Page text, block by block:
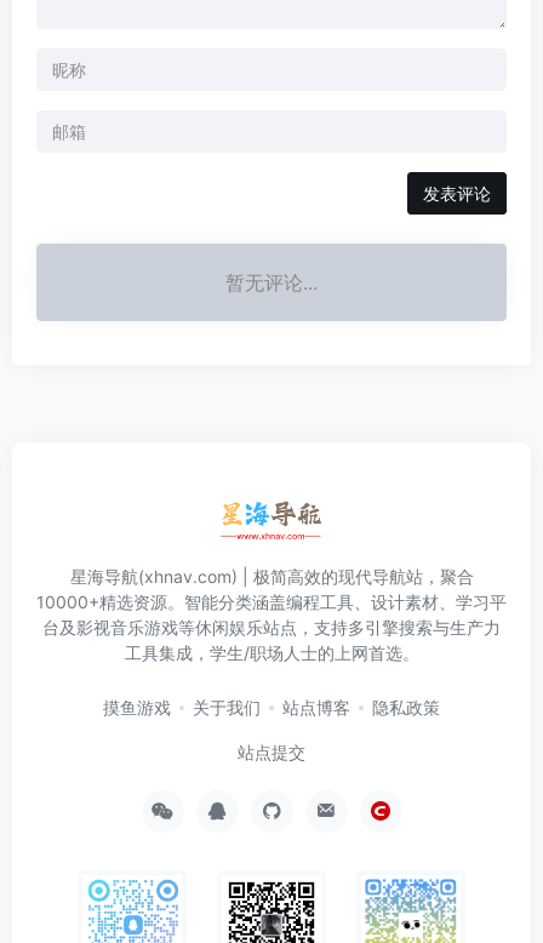
发表评论
暂无评论...
星海导航(xhnav.com) | 极简高效的现代导航站，聚合
10000+精选资源。智能分类涵盖编程工具、设计素材、学习平
台及影视音乐游戏等休闲娱乐站点，支持多引擎搜索与生产力
工具集成，学生/职场人士的上网首选。
摸鱼游戏 关于我们 站点博客 隐私政策
站点提交